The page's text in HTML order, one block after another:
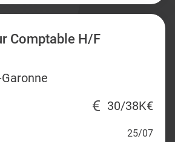
Comptable H/F
30/38K€
25/07